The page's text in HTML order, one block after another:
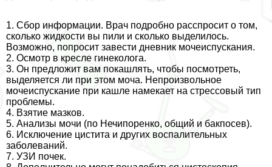
1. Сбор информации. Врач подробно расспросит о том,
сколько жидкости вы пили и сколько выделилось.
Возможно, попросит завести дневник мочеиспускания.
2. Осмотр в кресле гинеколога.
3. Он предложит вам покашлять, чтобы посмотреть,
выделяется ли при этом моча. Непроизвольное
мочеиспускание при кашле намекает на стрессовый тип
проблемы.
4. Взятие мазков.
5. Анализы мочи (по Нечипоренко, общий и бакпосев).
6. Исключение цистита и других воспалительных
заболеваний.
7. УЗИ почек.